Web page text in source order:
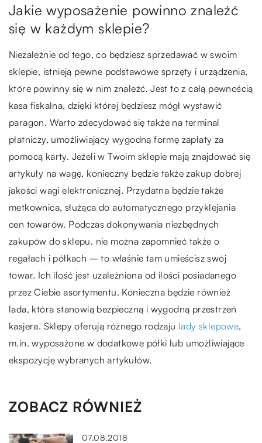
Jakie wyposażenie powinno znaleźć
się w każdym sklepie?
Niezależnie od tego, co będziesz sprzedawać w swoim
sklepie, istnieją pewne podstawowe sprzęty i urządzenia,
które powinny się w nim znaleźć. Jest to z całą pewnością
kasa fiskalna, dzięki której będziesz mógł wystawić
paragon. Warto zdecydować się także na terminal
płatniczy, umożliwiający wygodną formę zapłaty za
pomocą karty. Jeżeli w Twoim sklepie mają znajdować się
artykuły na wagę, konieczny będzie także zakup dobrej
jakości wagi elektronicznej. Przydatna będzie także
metkownica, służąca do automatycznego przyklejania
cen towarów. Podczas dokonywania niezbędnych
zakupów do sklepu, nie można zapomnieć także o
regałach i półkach – to właśnie tam umieścisz swój
towar. Ich ilość jest uzależniona od ilości posiadanego
przez Ciebie asortymentu. Konieczna będzie również
lada, która stanowią bezpieczną i wygodną przestrzeń
kasjera. Sklepy oferują różnego rodzaju lady sklepowe,
m.in. wyposażone w dodatkowe półki lub umożliwiające
ekspozycję wybranych artykułów.
ZOBACZ RÓWNIEŻ
07.08.2018